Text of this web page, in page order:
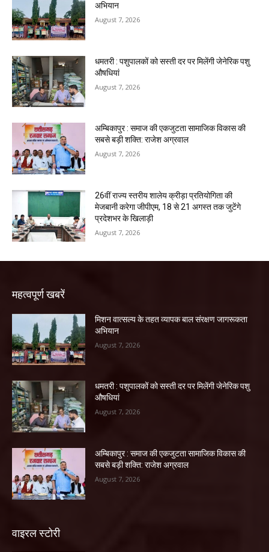
अभियान
August 7, 2026
धमतरी : पशुपालकों को सस्ती दर पर मिलेंगी जेनेरिक पशु
औषधियां
August 7, 2026
अम्बिकापुर : समाज की एकजुटता सामाजिक विकास की
सबसे बड़ी शक्ति: राजेश अग्रवाल
August 7, 2026
26वीं राज्य स्तरीय शालेय क्रीड़ा प्रतियोगिता की
मेजबानी करेगा जीपीएम, 18 से 21 अगस्त तक जुटेंगे
प्रदेशभर के खिलाड़ी
August 7, 2026
महत्वपूर्ण खबरें
मिशन वात्सल्य के तहत व्यापक बाल संरक्षण जागरूकता
अभियान
August 7, 2026
धमतरी : पशुपालकों को सस्ती दर पर मिलेंगी जेनेरिक पशु
औषधियां
August 7, 2026
अम्बिकापुर : समाज की एकजुटता सामाजिक विकास की
सबसे बड़ी शक्ति: राजेश अग्रवाल
August 7, 2026
वाइरल स्टोरी